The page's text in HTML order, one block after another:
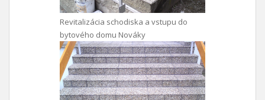
Revitalizácia schodiska a vstupu do
bytového domu Nováky